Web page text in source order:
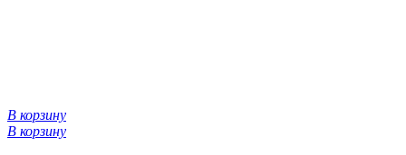
В корзину
В корзину